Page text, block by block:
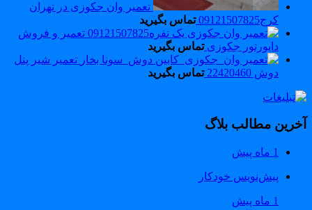
تعمیر وان جکوزی در تهران
کرج09121507825
تماس بگیرید
تعمیر و فروش
دایورتور جکوزی تماس بگیرید
تعمیر شیر پنل
دوش 22420460
تماس بگیرید
مطالب بلاگ
1 ماه پیش
پیش‌نویس خودکار